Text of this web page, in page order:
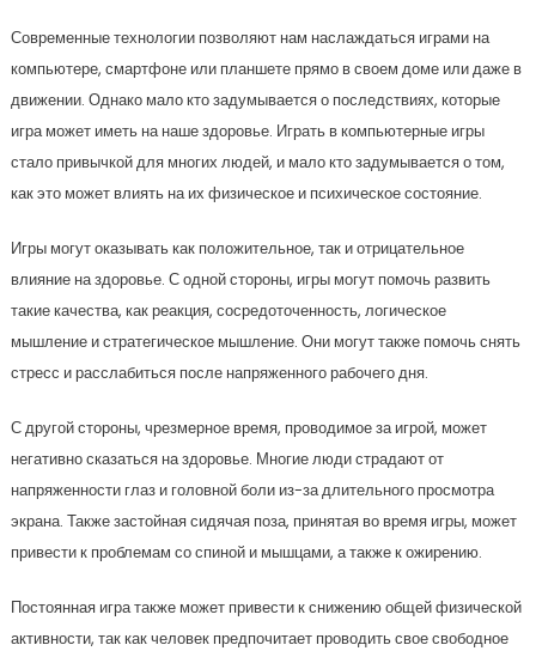
Современные технологии позволяют нам наслаждаться играми на
компьютере, смартфоне или планшете прямо в своем доме или даже в
движении. Однако мало кто задумывается о последствиях, которые
игра может иметь на наше здоровье. Играть в компьютерные игры
стало привычкой для многих людей, и мало кто задумывается о том,
как это может влиять на их физическое и психическое состояние.
Игры могут оказывать как положительное, так и отрицательное
влияние на здоровье. С одной стороны, игры могут помочь развить
такие качества, как реакция, сосредоточенность, логическое
мышление и стратегическое мышление. Они могут также помочь снять
стресс и расслабиться после напряженного рабочего дня.
С другой стороны, чрезмерное время, проводимое за игрой, может
негативно сказаться на здоровье. Многие люди страдают от
напряженности глаз и головной боли из-за длительного просмотра
экрана. Также застойная сидячая поза, принятая во время игры, может
привести к проблемам со спиной и мышцами, а также к ожирению.
Постоянная игра также может привести к снижению общей физической
активности, так как человек предпочитает проводить свое свободное